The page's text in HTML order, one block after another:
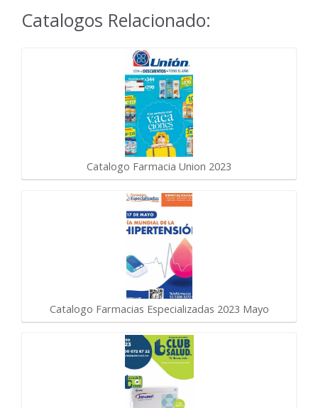
Catalogos Relacionado:
Catalogo Farmacia Union 2023
Catalogo Farmacias Especializadas 2023 Mayo